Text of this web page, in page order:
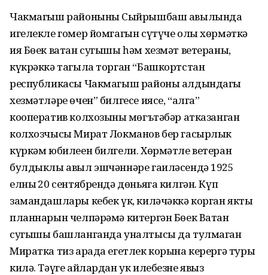
Чакмагыш районының Сыйрышбаш авылында
игелекле гомер йомгагын сүтүче олы хөрмәткә
ия Бөек ватан сугышы һәм хезмәт ветераны,
күкрәккә тагыла торган “Башкортстан
республикасы Чакмагыш районы алдындагы
хезмәтләре өчен” билгесе иясе, “алга”
кооператив колхозының мөгътәбәр атказанган
колхозчысы Мират Локманов бер гасырлык
күркәм юбилеен билгели. Хөрмәтле ветеран
булдыклы авыл эшчәннәре гаиләсендә 1925
елның 20 сентябрендә дөньяга килгән. Күп
замандашлары кебек үк, киләчәккә корган якты
планнарын челпәрәмә китергән Бөек Ватан
сугышы башланганда уналтысы да тулмаган
Миратка тиз арада егетлек корына керергә туры
килә. Тәүге айлардан ук илебезне явыз